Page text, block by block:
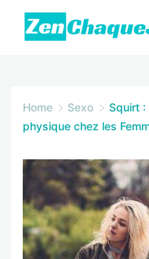
Skip
Home Sexo
Squirt :
physique chez les